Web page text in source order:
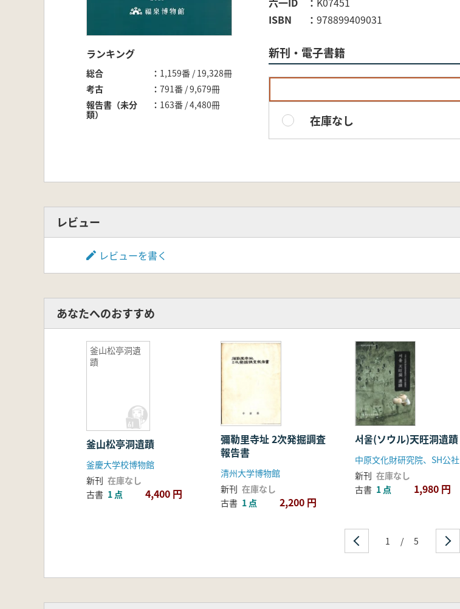
ランキング
総合
1,159番 / 19,328冊
考古
791番 / 9,679冊
報告書（未分
類）
163番 / 4,480冊
ISBN
978899409031
新刊・電子書籍
在庫なし
レビュー
レビューを書く
あなたへのおすすめ
釜山松亭洞遺
蹟
釜山松亭洞遺蹟
釜慶大学校博物館
新刊 在庫なし
古書 1 点 4,400 円
彌勒里寺址 2次発掘調査
報告書
清州大学博物館
新刊 在庫なし
古書 1 点 2,200 円
서울(ソウル)天旺洞遺蹟
中原文化財研究院、SH公社
新刊 在庫なし
古書 1 点 1,980 円
1 / 5